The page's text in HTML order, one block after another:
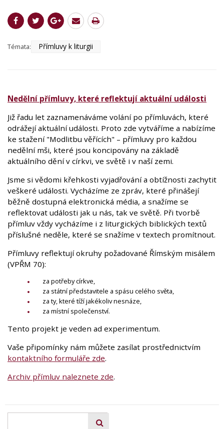
Témata: Přímluvy k liturgii
Nedělní přímluvy, které reflektují aktuální události
Již řadu let zaznamenáváme volání po přímluvách, které
odrážejí aktuální události. Proto zde vytváříme a nabízíme
ke stažení "Modlitbu věřících" – přímluvy pro každou
nedělní mši, které jsou koncipovány na základě
aktuálního dění v církvi, ve světě i v naší zemi.
Jsme si vědomi křehkosti vyjadřování a obtížnosti zachytit
veškeré události. Vycházíme ze zpráv, které přinášejí
běžně dostupná elektronická média, a snažíme se
reflektovat události jak u nás, tak ve světě. Při tvorbě
přímluv vždy vycházíme i z liturgických biblických textů
příslušné neděle, které se snažíme v textech promítnout.
Přímluvy reflektují okruhy požadované Římským misálem
(VPŘM 70):
za potřeby církve,
za státní představitele a spásu celého světa,
za ty, které tíží jakékoliv nesnáze,
za místní společenství.
Tento projekt je veden ad experimentum.
Vaše připomínky nám můžete zasílat prostřednictvím
kontaktního formuláře zde.
Archiv přímluv naleznete zde.